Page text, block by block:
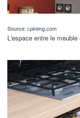
Source: i.pinimg.com
L'espace entre le